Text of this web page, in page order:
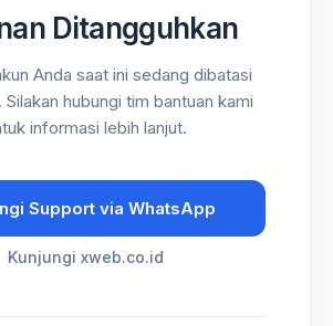
Ditangguhkan
Anda saat ini sedang dibatasi
hubungi tim bantuan kami
informasi lebih lanjut.
Support via WhatsApp
Kunjungi xweb.co.id